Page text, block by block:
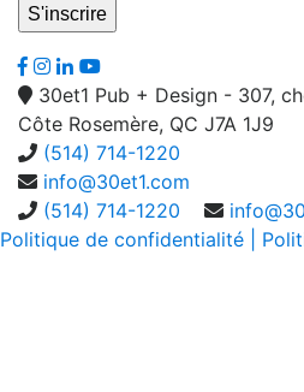
30et1 Pub + Design - 307,
Côte Rosemère, QC J7A 1J9
(514) 714-1220
info@30et1.com
(514) 714-1220
Politique de confidentialité
|